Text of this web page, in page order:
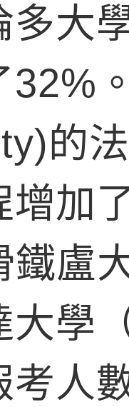
多大
32%
的
增加
鐵盧
大學
考人